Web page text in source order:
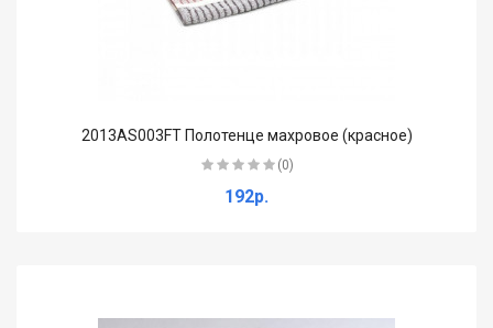
2013AS003FT Полотенце махровое (красное)
(0)
192р.